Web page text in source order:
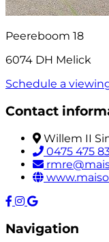
Peereboom 18
6074 DH Melick
Schedule a
Contact
Willem II
0475 475
Navigation